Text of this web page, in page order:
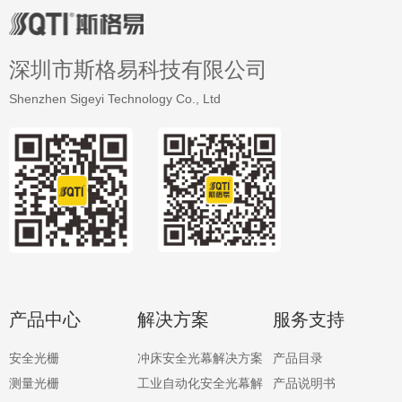
深圳市斯格易科技有限公司
Shenzhen Sigeyi Technology Co., Ltd
产品中心
安全光栅
测量光栅
解决方案
冲床安全光幕解决方案
工业自动化安全光幕解
服务支持
产品目录
产品说明书